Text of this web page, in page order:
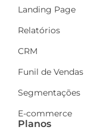
Landing Page
Relatórios
CRM
Funil de Vendas
Segmentações
E-commerce
Planos